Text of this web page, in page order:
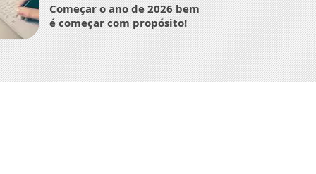
Começar o ano de 2026 bem
é começar com propósito!